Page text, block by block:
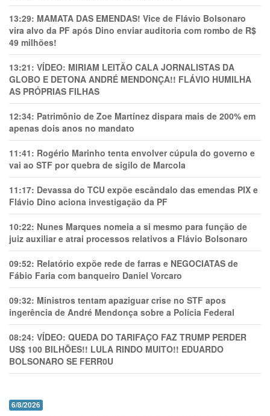
13:29: MAMATA DAS EMENDAS! Vice de Flávio Bolsonaro
vira alvo da PF após Dino enviar auditoria com rombo de R$
49 milhões!
13:21: VÍDEO: MIRIAM LEITÃO CALA JORNALISTAS DA
GLOBO E DETONA ANDRÉ MENDONÇA!! FLÁVIO HUMILHA
AS PRÓPRIAS FILHAS
12:34: Patrimônio de Zoe Martínez dispara mais de 200% em
apenas dois anos no mandato
11:41: Rogério Marinho tenta envolver cúpula do governo e
vai ao STF por quebra de sigilo de Marcola
11:17: Devassa do TCU expõe escândalo das emendas PIX e
Flávio Dino aciona investigação da PF
10:22: Nunes Marques nomeia a si mesmo para função de
juiz auxiliar e atrai processos relativos a Flávio Bolsonaro
09:52: Relatório expõe rede de farras e NEGOCIATAS de
Fábio Faria com banqueiro Daniel Vorcaro
09:32: Ministros tentam apaziguar crise no STF apos
ingerência de André Mendonça sobre a Polícia Federal
08:24: VÍDEO: QUEDA DO TARIFAÇO FAZ TRUMP PERDER
US$ 100 BILHÕES!! LULA RINDO MUITO!! EDUARDO
BOLSONARO SE FERR0U
6/8/2026